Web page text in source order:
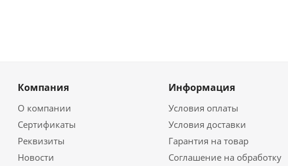
Компания
О компании
Сертификаты
Реквизиты
Новости
Информация
Условия оплаты
Условия доставки
Гарантия на товар
Соглашение на обработку